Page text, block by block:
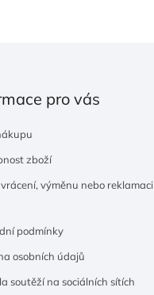
pro vás
zboží
vrácení, výměnu nebo reklamaci
podmínky
osobních údajů
soutěží na sociálních sítích